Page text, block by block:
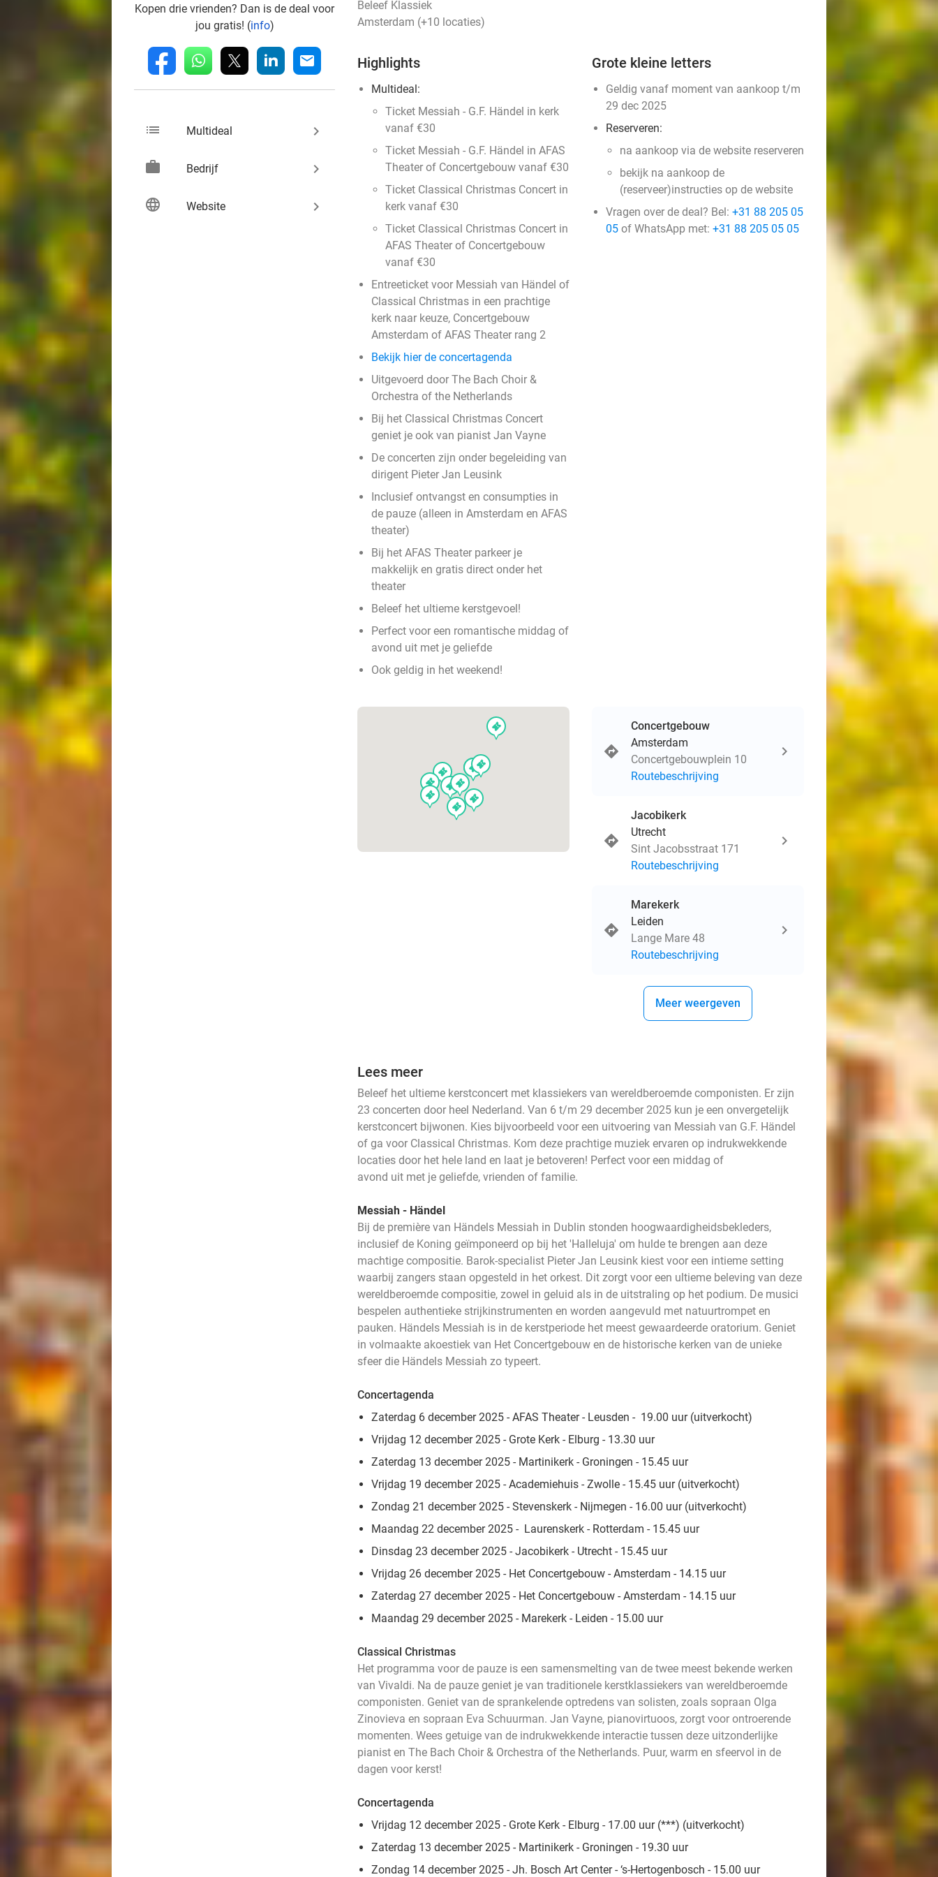
Kopen drie vrienden? Dan is de deal voor
jou gratis! (info)
fb whatsapp linkedin mail
list Multideal keyboard_arrow_right
work Bedrijf keyboard_arrow_right
language Website keyboard_arrow_right
Beleef Klassiek
Amsterdam (+10 locaties)
Highlights
Multideal:
Ticket Messiah - G.F. Händel in kerk
vanaf €30
Ticket Messiah - G.F. Händel in AFAS
Theater of Concertgebouw vanaf €30
Ticket Classical Christmas Concert in
kerk vanaf €30
Ticket Classical Christmas Concert in
AFAS Theater of Concertgebouw
vanaf €30
Entreeticket voor Messiah van Händel of
Classical Christmas in een prachtige
kerk naar keuze, Concertgebouw
Amsterdam of AFAS Theater rang 2
Bekijk hier de concertagenda
Uitgevoerd door The Bach Choir &
Orchestra of the Netherlands
Bij het Classical Christmas Concert
geniet je ook van pianist Jan Vayne
De concerten zijn onder begeleiding van
dirigent Pieter Jan Leusink
Inclusief ontvangst en consumpties in
de pauze (alleen in Amsterdam en AFAS
theater)
Bij het AFAS Theater parkeer je
makkelijk en gratis direct onder het
theater
Beleef het ultieme kerstgevoel!
Perfect voor een romantische middag of
avond uit met je geliefde
Ook geldig in het weekend!
Grote kleine letters
Geldig vanaf moment van aankoop t/m
29 dec 2025
Reserveren:
na aankoop via de website reserveren
bekijk na aankoop de
(reserveer)instructies op de website
Vragen over de deal? Bel: +31 88 205 05
05 of WhatsApp met: +31 88 205 05 05
events
events
events
events
events
events
events
events
events
events
events
Concertgebouw
Amsterdam
Concertgebouwplein 10
Routebeschrijving
Jacobikerk
Utrecht
Sint Jacobsstraat 171
Routebeschrijving
Marekerk
Leiden
Lange Mare 48
Routebeschrijving
Meer weergeven
Lees meer
Beleef het ultieme kerstconcert met klassiekers van wereldberoemde componisten. Er zijn
23 concerten door heel Nederland. Van 6 t/m 29 december 2025 kun je een onvergetelijk
kerstconcert bijwonen. Kies bijvoorbeeld voor een uitvoering van Messiah van G.F. Händel
of ga voor Classical Christmas. Kom deze prachtige muziek ervaren op indrukwekkende
locaties door het hele land en laat je betoveren! Perfect voor een middag of
avond uit met je geliefde, vrienden of familie.
Messiah - Händel
Bij de première van Händels Messiah in Dublin stonden hoogwaardigheidsbekleders,
inclusief de Koning geïmponeerd op bij het 'Halleluja' om hulde te brengen aan deze
machtige compositie. Barok-specialist Pieter Jan Leusink kiest voor een intieme setting
waarbij zangers staan opgesteld in het orkest. Dit zorgt voor een ultieme beleving van deze
wereldberoemde compositie, zowel in geluid als in de uitstraling op het podium. De musici
bespelen authentieke strijkinstrumenten en worden aangevuld met natuurtrompet en
pauken. Händels Messiah is in de kerstperiode het meest gewaardeerde oratorium. Geniet
in volmaakte akoestiek van Het Concertgebouw en de historische kerken van de unieke
sfeer die Händels Messiah zo typeert.
Concertagenda
Zaterdag 6 december 2025 - AFAS Theater - Leusden - 19.00 uur (uitverkocht)
Vrijdag 12 december 2025 - Grote Kerk - Elburg - 13.30 uur
Zaterdag 13 december 2025 - Martinikerk - Groningen - 15.45 uur
Vrijdag 19 december 2025 - Academiehuis - Zwolle - 15.45 uur (uitverkocht)
Zondag 21 december 2025 - Stevenskerk - Nijmegen - 16.00 uur (uitverkocht)
Maandag 22 december 2025 - Laurenskerk - Rotterdam - 15.45 uur
Dinsdag 23 december 2025 - Jacobikerk - Utrecht - 15.45 uur
Vrijdag 26 december 2025 - Het Concertgebouw - Amsterdam - 14.15 uur
Zaterdag 27 december 2025 - Het Concertgebouw - Amsterdam - 14.15 uur
Maandag 29 december 2025 - Marekerk - Leiden - 15.00 uur
Classical Christmas
Het programma voor de pauze is een samensmelting van de twee meest bekende werken
van Vivaldi. Na de pauze geniet je van traditionele kerstklassiekers van wereldberoemde
componisten. Geniet van de sprankelende optredens van solisten, zoals sopraan Olga
Zinovieva en sopraan Eva Schuurman. Jan Vayne, pianovirtuoos, zorgt voor ontroerende
momenten. Wees getuige van de indrukwekkende interactie tussen deze uitzonderlijke
pianist en The Bach Choir & Orchestra of the Netherlands. Puur, warm en sfeervol in de
dagen voor kerst!
Concertagenda
Vrijdag 12 december 2025 - Grote Kerk - Elburg - 17.00 uur (***) (uitverkocht)
Zaterdag 13 december 2025 - Martinikerk - Groningen - 19.30 uur
Zondag 14 december 2025 - Jh. Bosch Art Center - ‘s-Hertogenbosch - 15.00 uur